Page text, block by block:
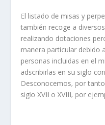
El listado de misas y
también recoge a
realizando dotaciones
manera particular debido
personas incluidas en el
adscribirlas en su siglo
Desconocemos, por
siglo XVII o XVIII, por